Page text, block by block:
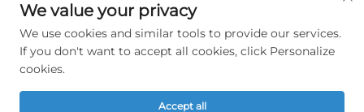
[email protected]
Hak Cipta © WeiFang Yag Power Technology Co., Ltd.
Dasar Privasi
We value your privacy
We use cookies and similar tools to provide our services.
If you don't want to accept all cookies, click Personalize
cookies.
Accept all